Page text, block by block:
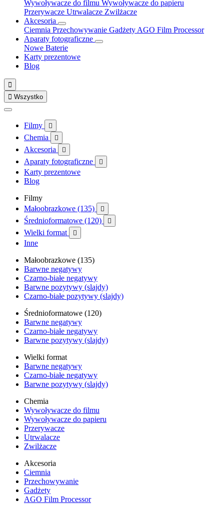
Wywoływacze do filmu Wywoływacze do papieru
Przerywacze Utrwalacze Zwilżacze
Akcesoria
Ciemnia Przechowywanie Gadżety AGO Film Processor
Aparaty fotograficzne
Nowe Baterie
Karty prezentowe
Blog

 Wszystko
Filmy 
Chemia 
Akcesoria 
Aparaty fotograficzne 
Karty prezentowe
Blog
Filmy
Małoobrazkowe (135)

Średnioformatowe (120) 
Wielki format 
Inne
Małoobrazkowe (135)
Barwne negatywy
Czarno-białe negatywy
Barwne pozytywy (slajdy)
Czarno-białe pozytywy (slajdy)
Średnioformatowe (120)
Barwne negatywy
Czarno-białe negatywy
Barwne pozytywy (slajdy)
Wielki format
Barwne negatywy
Czarno-białe negatywy
Barwne pozytywy (slajdy)
Chemia
Wywoływacze do filmu
Wywoływacze do papieru
Przerywacze
Utrwalacze
Zwilżacze
Akcesoria
Ciemnia
Przechowywanie
Gadżety
AGO Film Processor